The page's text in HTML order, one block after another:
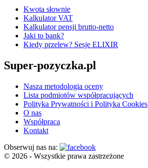
Kwota słownie
Kalkulator VAT
Kalkulator pensji brutto-netto
Jaki to bank?
Kiedy przelew? Sesje ELIXIR
Super-pozyczka.pl
Nasza metodologia oceny
Lista podmiotów współpracujących
Polityka Prywatności i Polityka Cookies
O nas
Współpraca
Kontakt
Obserwuj nas na:
© 2026 - Wszystkie prawa zastrzeżone